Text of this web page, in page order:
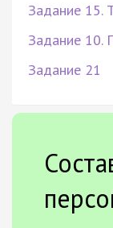
Задание 15.
Задание 10.
Задание 21